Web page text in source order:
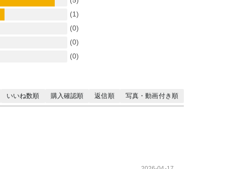
(1)
(0)
(0)
(0)
いいね数順 購入確認順 返信順 写真・動画付き順